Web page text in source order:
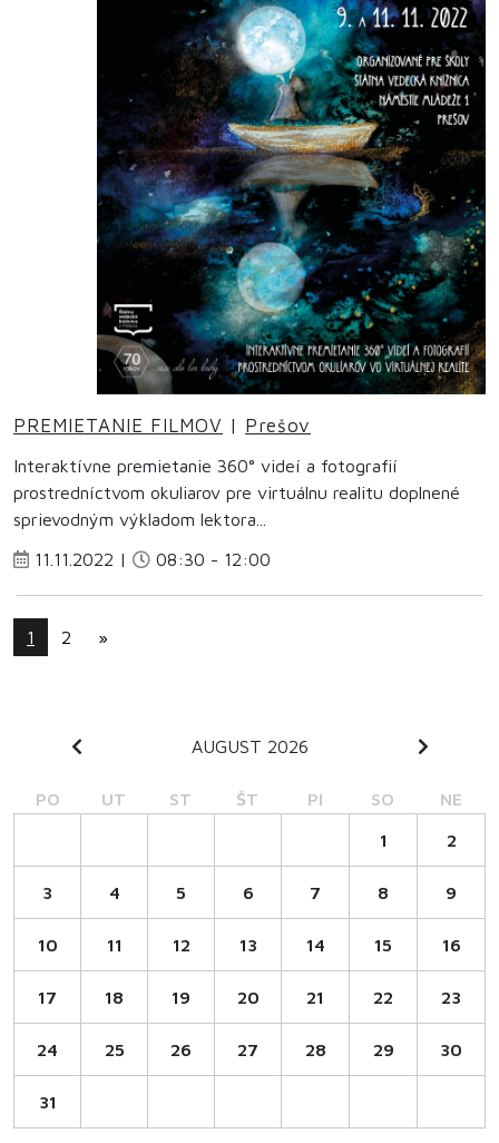
PREMIETANIE FILMOV | Prešov
Interaktívne premietanie 360° videí a fotografií
prostredníctvom okuliarov pre virtuálnu realitu doplnené
sprievodným výkladom lektora...
11.11.2022 |
08:30 - 12:00
1 2 »
AUGUST 2026
PO UT ST ŠT PI SO NE
1 2
3 4 5 6 7 8 9
10 11 12 13 14 15 16
17 18 19 20 21 22 23
24 25 26 27 28 29 30
31